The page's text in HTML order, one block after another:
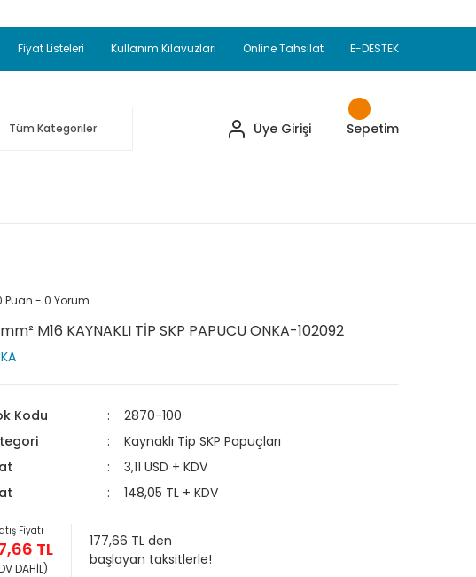
50 Adet Alımlarda Sepette Ekstra %5 İskonto...
J Tip Termokupul Ürünlerinde 250 Adet Alımlarda Sepette
50.000,00TL ve Üzeri EMKO Ürünleri Alışverişlerinizde Sepette
Fiyat Listeleri Kullanım Kılavuzları Online Tahsilat E-DESTEK
Üye Girişi Sepetim
Puan - 0 Yorum
M16 KAYNAKLI TİP SKP PAPUCU ONKA-102092
Kodu
2870-100
Kaynaklı Tip SKP Papuçları
3,11 USD + KDV
148,05 TL + KDV
Fiyatı
TL
DAHİL)
177,66 TL den
başlayan taksitlerle!